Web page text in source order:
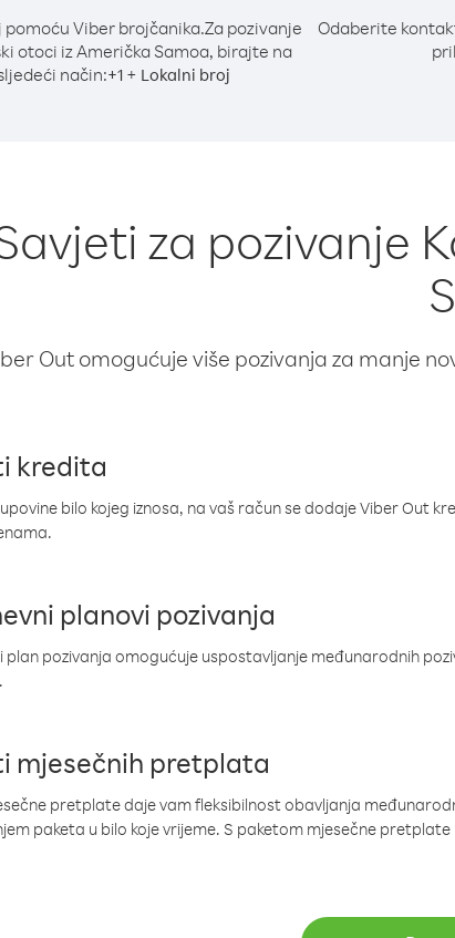
Viber brojčanika.Za pozivanje
otoci iz Američka Samoa, birajte na
način:+1+ Lokalni broj
Odaberite
za pozivanje
Out omogućuje više pozivanja za manje
kredita
bilo kojeg iznosa, na vaš račun se dodaje Viber Out
planovi pozivanja
plan pozivanja omogućuje uspostavljanje međunarodnih
mjesečnih pretplata
pretplate daje vam fleksibilnost obavljanja
paketa u bilo koje vrijeme. S paketom mjesečne